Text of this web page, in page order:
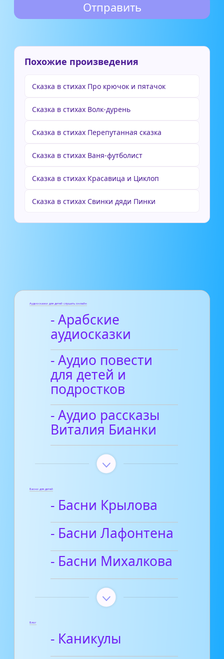
Похожие произведения
Сказка в стихах Про крючок и пятачок
Сказка в стихах Волк-дурень
Сказка в стихах Перепутанная сказка
Сказка в стихах Ваня-футболист
Сказка в стихах Красавица и Циклоп
Сказка в стихах Свинки дяди Пинки
Аудиосказки для детей слушать онлайн
- Арабские
аудиосказки
- Аудио повести
для детей и
подростков
- Аудио рассказы
Виталия Бианки
Басни для детей
- Басни Крылова
- Басни Лафонтена
- Басни Михалкова
Блог
- Каникулы